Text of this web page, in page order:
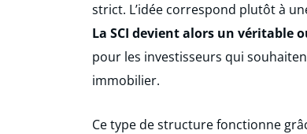
strict. L’idée correspond plutôt à
La SCI devient alors un véritable
pour les investisseurs qui
immobilier.
Ce type de structure fonctionne